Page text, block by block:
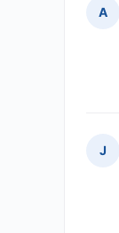
A
J